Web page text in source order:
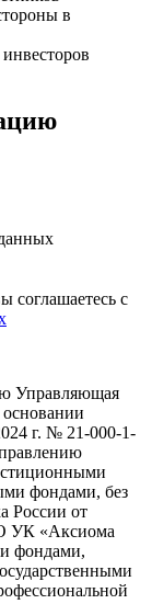
в
соглашаетесь с
Управляющая
г. № 21-000-1-
фондами, без
России от
УК «Аксиома
фондами,